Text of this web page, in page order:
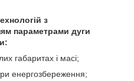
з
параметрами дуги
габаритах і масі;
енергозбереження;